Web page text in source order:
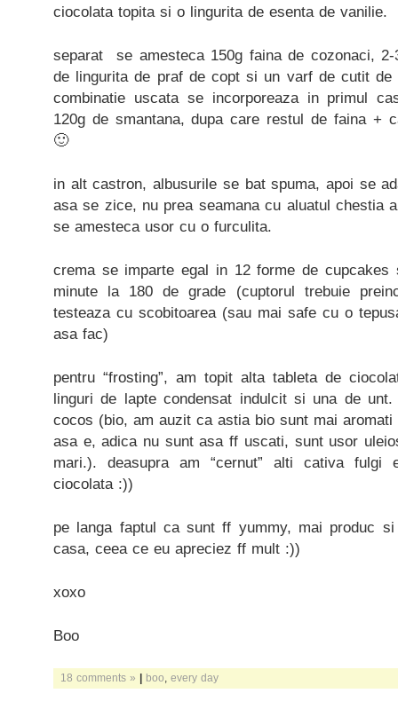
ciocolata topita si o lingurita de esenta de vanilie.
separat se amesteca 150g faina de cozonaci,
de lingurita de praf de copt si un varf de cutit de
combinatie uscata se incorporeaza in primul
120g de smantana, dupa care restul de faina +
🙂
in alt castron, albusurile se bat spuma, apoi se
asa se zice, nu prea seamana cu aluatul chestia
se amesteca usor cu o furculita.
crema se imparte egal in 12 forme de
minute la 180 de grade (cuptorul trebuie
testeaza cu scobitoarea (sau mai safe cu o
asa fac)
pentru “frosting”, am topit alta tableta de
linguri de lapte condensat indulcit si una de
cocos (bio, am auzit ca astia bio sunt mai
asa e, adica nu sunt asa ff uscati, sunt usor
mari.). deasupra am “cernut” alti cativa
ciocolata :))
pe langa faptul ca sunt ff yummy, mai produc
casa, ceea ce eu apreciez ff mult :))
xoxo
Boo
18 comments » | boo every day